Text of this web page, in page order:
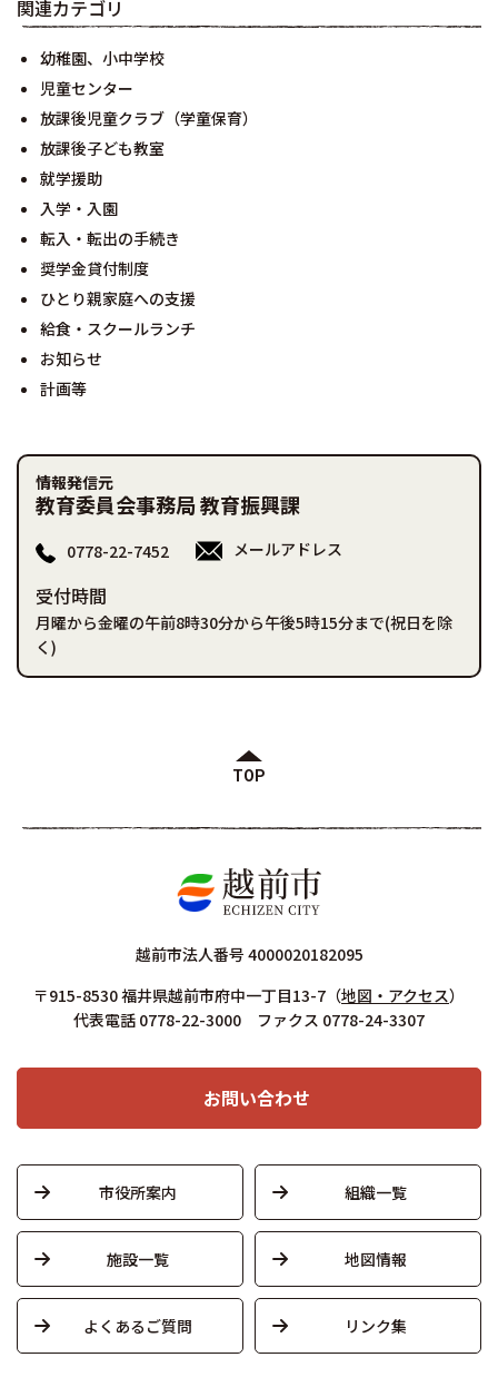
関連カテゴリ
幼稚園、小中学校
児童センター
放課後児童クラブ（学童保育）
放課後子ども教室
就学援助
入学・入園
転入・転出の手続き
奨学金貸付制度
ひとり親家庭への支援
給食・スクールランチ
お知らせ
計画等
情報発信元
教育委員会事務局 教育振興課
0778-22-7452 メールアドレス
受付時間
月曜から金曜の午前8時30分から午後5時15分まで(祝日を除
く)
TOP
越前市法人番号 4000020182095
〒915-8530 福井県越前市府中一丁目13-7 （地図・アクセス）
代表電話 0778-22-3000 ファクス 0778-24-3307
お問い合わせ
市役所案内 組織一覧
施設一覧 地図情報
よくあるご質問 リンク集